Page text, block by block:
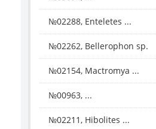
№02288, Enteletes ...
№02262, Bellerophon sp.
№02154, Mactromya ...
№00963, ...
№02211, Hibolites ...